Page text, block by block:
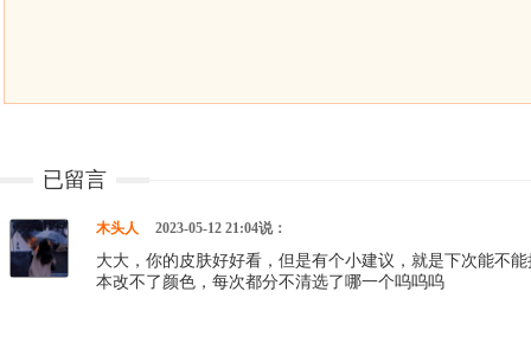
已留言
木头人 2023-05-12 21:04说：
大大，你的皮肤好好看，但是有个小建议，就是下次能不
本改不了颜色，每次都分不清选了哪一个呜呜呜